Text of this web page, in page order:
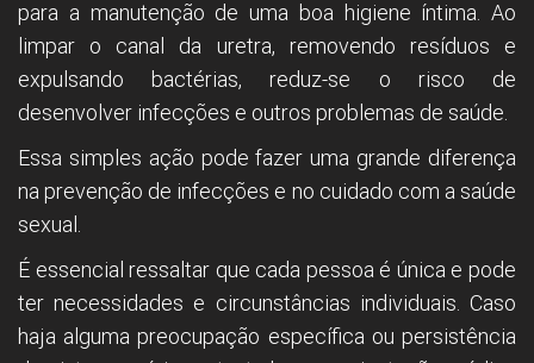
para a manutenção de uma boa higiene íntima. Ao
limpar o canal da uretra, removendo resíduos e
expulsando bactérias, reduz-se o risco de
desenvolver infecções e outros problemas de saúde.
Essa simples ação pode fazer uma grande diferença
na prevenção de infecções e no cuidado com a saúde
sexual.
É essencial ressaltar que cada pessoa é única e pode
ter necessidades e circunstâncias individuais. Caso
haja alguma preocupação específica ou persistência